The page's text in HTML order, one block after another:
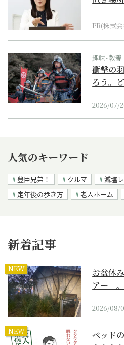
PR(株式
趣味･教養
衝撃の
ろう。
2026/07/
人気のキーワード
豊臣兄弟！ クルマ 減塩
定年後の歩き方
老人ホーム
新着記事
NEW
お盆休
アー」
2026/08/
NEW
ベッド